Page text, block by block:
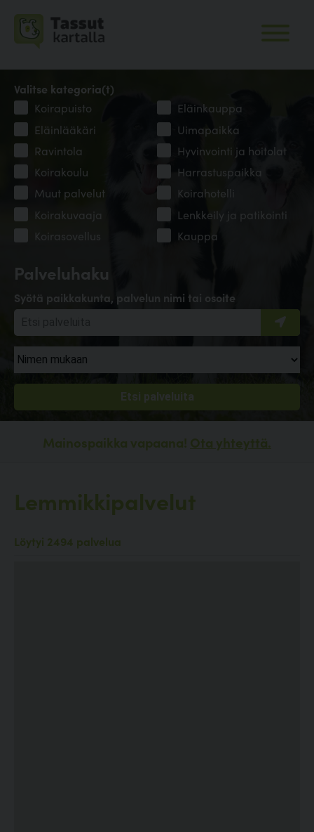
Palveluhaku
Syötä paikkakunta, palvelun nimi tai osoite
Valitse kategoria(t)
Koirapuisto
Eläinkauppa
Eläinlääkäri
Uimapaikka
Ravintola
Hyvinvointi ja hoitolat
Koirakoulu
Harrastuspaikka
Muut palvelut
Koirahotelli
Koirakuvaaja
Lenkkeily ja patikointi
Koirasovellus
Kauppa
Mainospaikka vapaana! Ota yhteyttä.
Lemmikkipalvelut
Löytyi 2494 palvelua